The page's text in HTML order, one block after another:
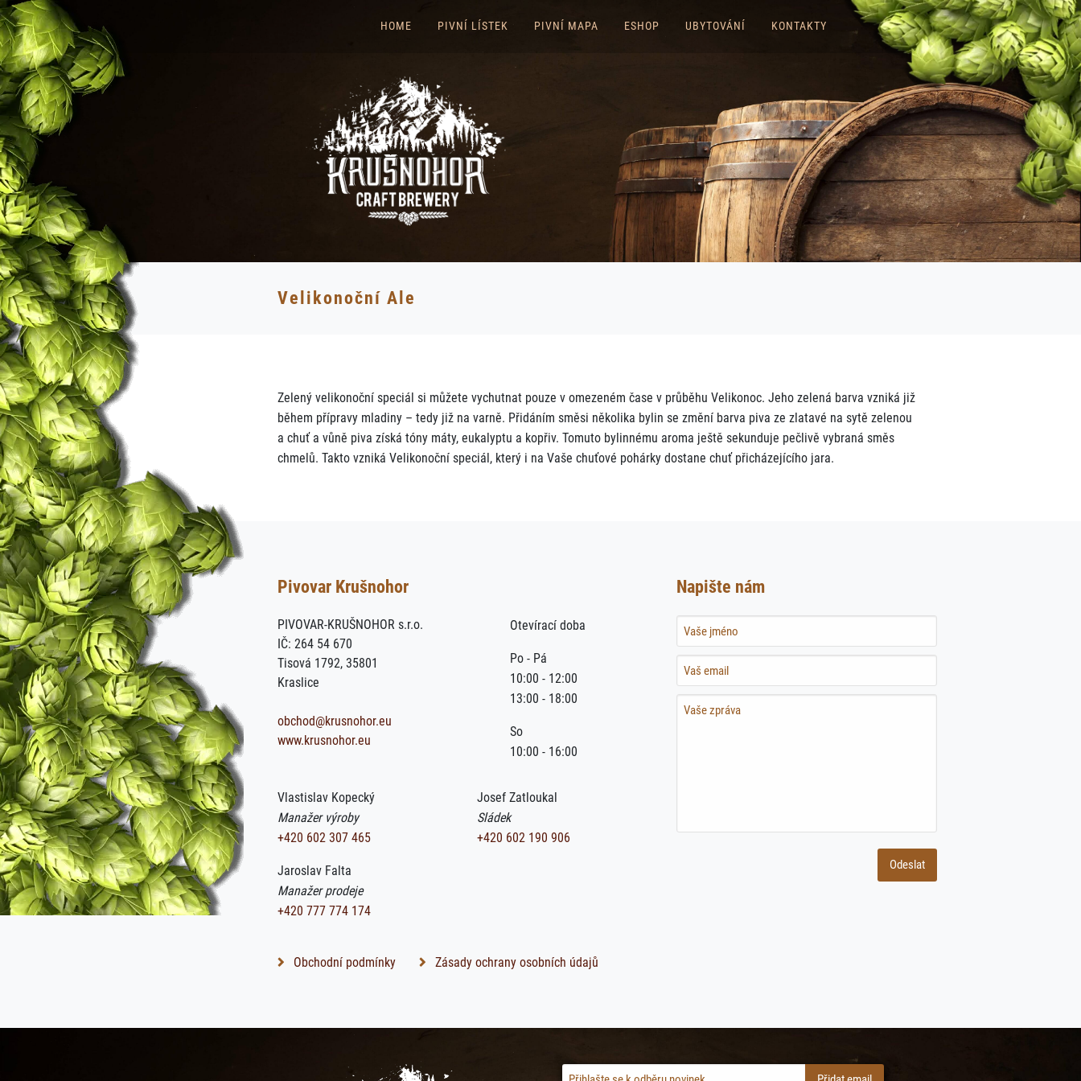
HOME PIVNÍ LÍSTEK PIVNÍ MAPA ESHOP UBYTOVÁNÍ KONTAKTY
Velikonoční Ale
Zelený velikonoční speciál si můžete vychutnat pouze v omezeném čase v průběhu Velikonoc. Jeho zelená barva vzniká již
během přípravy mladiny – tedy již na varně. Přidáním směsi několika bylin se změní barva piva ze zlatavé na sytě zelenou
a chuť a vůně piva získá tóny máty, eukalyptu a kopřiv. Tomuto bylinnému aroma ještě sekunduje pečlivě vybraná směs
chmelů. Takto vzniká Velikonoční speciál, který i na Vaše chuťové pohárky dostane chuť přicházejícího jara.
Pivovar Krušnohor
PIVOVAR-KRUŠNOHOR s.r.o.
IČ: 264 54 670
Tisová 1792, 35801
Kraslice
obchod@krusnohor.eu
www.krusnohor.eu
Otevírací doba
Po - Pá
10:00 - 12:00
13:00 - 18:00
So
10:00 - 16:00
Vlastislav Kopecký
Manažer výroby
+420 602 307 465
Josef Zatloukal
Sládek
+420 602 190 906
Jaroslav Falta
Manažer prodeje
+420 777 774 174
Obchodní podmínky Zásady ochrany osobních údajů
Napište nám
Name
Name
Name